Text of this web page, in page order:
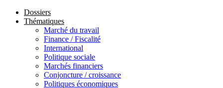
Dossiers
Thématiques
Marché du travail
Finance / Fiscalité
International
Politique sociale
Marchés financiers
Conjoncture / croissance
Politiques économiques